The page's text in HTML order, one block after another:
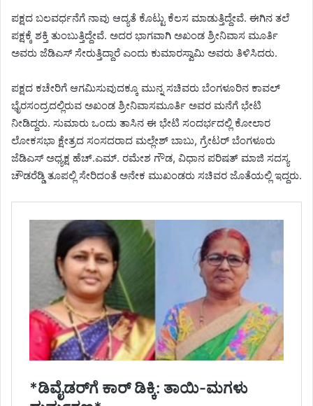
ಪಕ್ಷದ ಬಲವರ್ಧನೆಗೆ ನಾವು ಆದ್ಯತೆ ಕೊಟ್ಟು ಕೆಲಸ ಮಾಡುತ್ತಿದ್ದೇವೆ. ಈಗಿನ ತಲೆ
ಪಕ್ಷಕ್ಕೆ ಶಕ್ತಿ ತುಂಬುತ್ತಿದ್ದೇವೆ. ಅದರ ಭಾಗವಾಗಿ ಅಖಂಡ ಶ್ರೀನಿವಾಸ ಮೂರ್ತಿ
ಅವರು ಜೆಡಿಎಸ್ ಸೇರುತ್ತಿದ್ದಾರೆ ಎಂದು ಕುಮಾರಸ್ವಾಮಿ ಅವರು ತಿಳಿಸಿದರು.
ಪಕ್ಷದ ಕಚೇರಿಗೆ ಆಗಮಿಸುವುದಕ್ಕೂ ಮುನ್ನ ಸಚಿವರು ಬೆಂಗಳೂರಿನ ಕಾವಲ್
ಭೈರಸಂದ್ರದಲ್ಲಿರುವ ಅಖಂಡ ಶ್ರೀನಿವಾಸಮೂರ್ತಿ ಅವರ ಮನೆಗೆ ಭೇಟಿ
ನೀಡಿದ್ದರು. ಸುಮಾರು ಒಂದು ತಾಸಿನ ಈ ಭೇಟಿ ಸಂದರ್ಭದಲ್ಲಿ ಕೋಲಾರ
ಲೋಕಸಭಾ ಕ್ಷೇತ್ರದ ಸಂಸದರಾದ ಮಲ್ಲೇಶ್ ಬಾಬು, ಗ್ರೇಟರ್ ಬೆಂಗಳೂರು
ಜೆಡಿಎಸ್ ಅಧ್ಯಕ್ಷ ಹೆಚ್.ಎಮ್. ರಮೇಶ ಗೌಡ, ವಿಧಾನ ಪರಿಷತ್ ಮಾಜಿ ಸದಸ್ಯ
ಚೌಡರೆಡ್ಡಿ ತೂಪಲ್ಲಿ ಸೇರಿದಂತೆ ಅನೇಕ ಮುಖಂಡರು ಸಚಿವರ ಜೊತೆಯಲ್ಲಿ ಇದ್ದರು.